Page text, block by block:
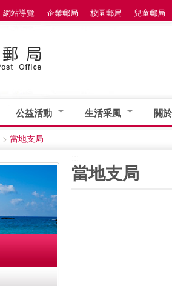
網站導覽 企業郵局 校園郵局 兒童郵局
公益活動 生活采風 關
> 當地支局
當地支局